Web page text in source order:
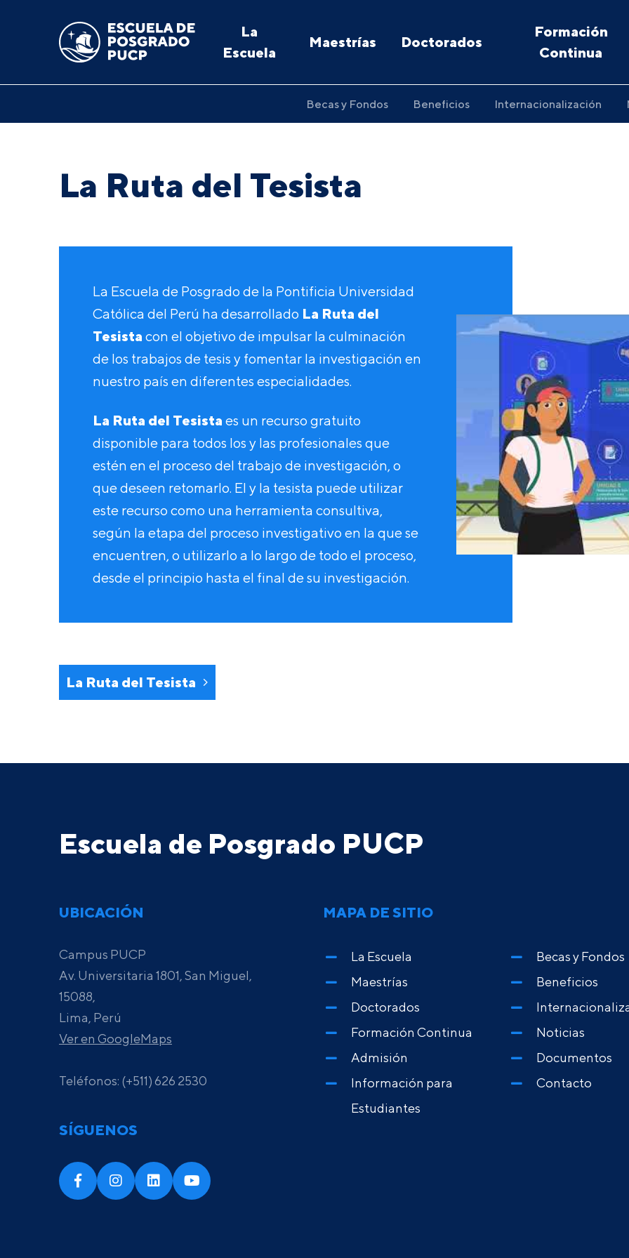
La
Escuela
Maestrías Doctorados
Formación
Continua
Becas y Fondos Beneficios Internacionalización
La Ruta del Tesista
La Escuela de Posgrado de la Pontificia Universidad
Católica del Perú ha desarrollado La Ruta del
Tesista con el objetivo de impulsar la culminación
de los trabajos de tesis y fomentar la investigación en
nuestro país en diferentes especialidades.
La Ruta del Tesista es un recurso gratuito
disponible para todos los y las profesionales que
estén en el proceso del trabajo de investigación, o
que deseen retomarlo. El y la tesista puede utilizar
este recurso como una herramienta consultiva,
según la etapa del proceso investigativo en la que se
encuentren, o utilizarlo a lo largo de todo el proceso,
desde el principio hasta el final de su investigación.
La Ruta del Tesista
Escuela de Posgrado PUCP
UBICACIÓN
Campus PUCP
Av. Universitaria 1801, San Miguel,
15088,
Lima, Perú
Ver en GoogleMaps
Teléfonos: (+511) 626 2530
SÍGUENOS
MAPA DE SITIO
La Escuela
Maestrías
Doctorados
Formación Continua
Admisión
Información para
Estudiantes
Becas y Fondos
Beneficios
Noticias
Documentos
Contacto